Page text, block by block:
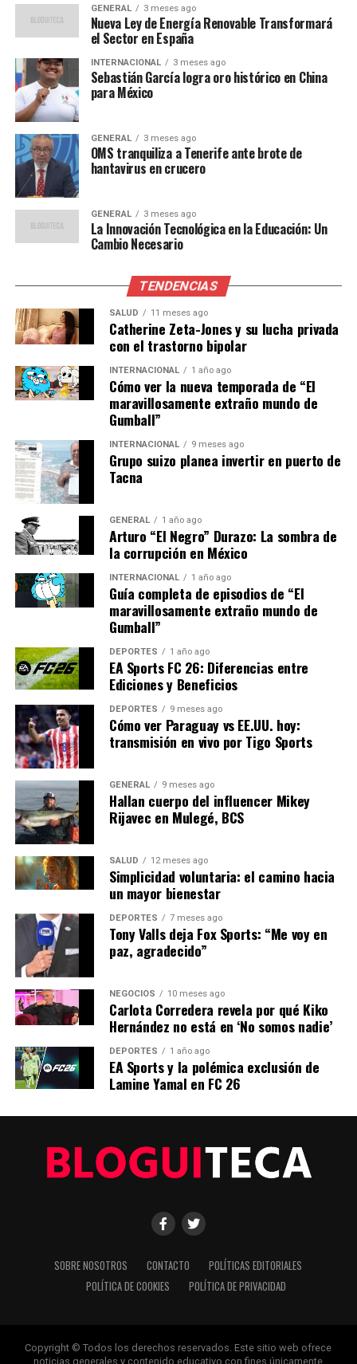
A pesar de los avances, la brecha digital sigue siendo un
desafío significativo en Latinoamérica. Según datos de la
CEPAL, aproximadamente el 46% de los hogares en la
región no tiene acceso a Internet de banda ancha, lo que
limita la capacidad de los estudiantes para participar en
la educación en línea.
Sin embargo, los gobiernos y las organizaciones no
gubernamentales están trabajando para cerrar esta
brecha. Iniciativas como la entrega de dispositivos y la
expansión de la infraestructura de Internet en áreas
rurales están en marcha. “Es crucial que todos los
estudiantes tengan acceso a las mismas oportunidades
situación socioeconómica”, comenta Juan Pérez, analista
de políticas educativas.
El Futuro de la Educación Digital
Mirando hacia el futuro, la educación en Latinoamérica
está en camino de convertirse en un modelo híbrido,
combinando lo mejor de la enseñanza presencial y
estudiantes para un mundo cada vez más digitalizado,
sino que también promueve habilidades críticas como la
auto-disciplina y la gestión del tiempo.
Los expertos coinciden en que la clave del éxito radica
en la capacitación continua de los docentes y en la
inversión en tecnología educativa. “La educación digital
no es solo una tendencia pasajera; es el futuro”,
concluye Ana García, experta en tecnología educativa.
“Debemos asegurarnos de que nuestros sistemas
cambios y aprovechar al máximo las oportunidades que
ofrecen”.
En conclusión, la innovación tecnológica está
redefiniendo el panorama educativo en Latinoamérica,
ofreciendo un futuro prometedor para las generaciones
venideras. A medida que la región avanza hacia un
modelo educativo más inclusivo y eficiente, el impacto
positivo de la tecnología seguirá creciendo, brindando a
todos los estudiantes la oportunidad de alcanzar su
máximo potencial.
NOTICIAS RELACIONADAS:
SIGUIENTE
Avance en la Energía Solar: Nuevo Proyecto en España
ANTERIOR
Crecimiento Económico de América Latina en 2023:
Retos y Oportunidades
Editorial
Con años de experiencia en primera línea, buscamos los
dan forma a nuestro mundo. Impulsados por la integridad y
una mirada atenta al detalle, abordamos la política, la cultura y
la tecnología con un análisis preciso y profundo. Cuando los
para abrirnos paso entre el ruido y ofrecerte claridad en
GENERAL 3 meses ago
Nueva Ley de Energía Renovable Transformará
el Sector en España
INTERNACIONAL 3 meses ago
Sebastián García logra oro histórico en China
para México
GENERAL 3 meses ago
OMS tranquiliza a Tenerife ante brote de
hantavirus en crucero
GENERAL 3 meses ago
La Innovación Tecnológica en la Educación: Un
Cambio Necesario
TENDENCIAS
SALUD 11 meses ago
Catherine Zeta-Jones y su lucha privada
con el trastorno bipolar
INTERNACIONAL 1 año ago
Cómo ver la nueva temporada de “El
maravillosamente extraño mundo de
Gumball”
INTERNACIONAL 9 meses ago
Grupo suizo planea invertir en puerto de
Tacna
GENERAL 1 año ago
Arturo “El Negro” Durazo: La sombra de
la corrupción en México
INTERNACIONAL 1 año ago
Guía completa de episodios de “El
maravillosamente extraño mundo de
Gumball”
DEPORTES 1 año ago
EA Sports FC 26: Diferencias entre
Ediciones y Beneficios
DEPORTES 9 meses ago
Cómo ver Paraguay vs EE.UU. hoy:
transmisión en vivo por Tigo Sports
GENERAL 9 meses ago
Hallan cuerpo del influencer Mikey
Rijavec en Mulegé, BCS
SALUD 12 meses ago
Simplicidad voluntaria: el camino hacia
un mayor bienestar
DEPORTES 7 meses ago
Tony Valls deja Fox Sports: “Me voy en
paz, agradecido”
NEGOCIOS 10 meses ago
Carlota Corredera revela por qué Kiko
Hernández no está en ‘No somos nadie’
DEPORTES 1 año ago
EA Sports y la polémica exclusión de
Lamine Yamal en FC 26
SOBRE NOSOTROS CONTACTO
POLÍTICAS EDITORIALES
POLÍTICA DE COOKIES
POLÍTICA DE PRIVACIDAD
Copyright © Todos los derechos reservados. Este sitio web ofrece
noticias generales y contenido educativo con fines únicamente